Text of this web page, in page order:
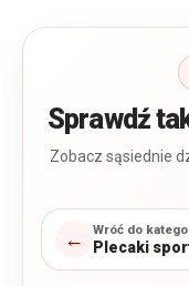
Sprawdź
Zobacz sąsiednie
← Wróć do
Plecaki